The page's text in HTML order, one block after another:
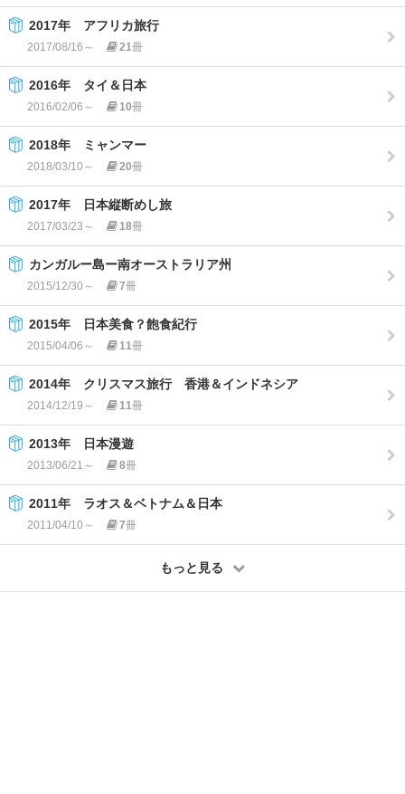
2017年 アフリカ旅行
2017/08/16～ 21冊
2016年 タイ＆日本
2016/02/06～ 10冊
2018年 ミャンマー
2018/03/10～ 20冊
2017年 日本縦断めし旅
2017/03/23～ 18冊
カンガルー島ー南オーストラリア州
2015/12/30～ 7冊
2015年 日本美食？飽食紀行
2015/04/06～ 11冊
2014年 クリスマス旅行 香港＆インドネシア
2014/12/19～ 11冊
2013年 日本漫遊
2013/06/21～ 8冊
2011年 ラオス＆ベトナム＆日本
2011/04/10～ 7冊
もっと見る